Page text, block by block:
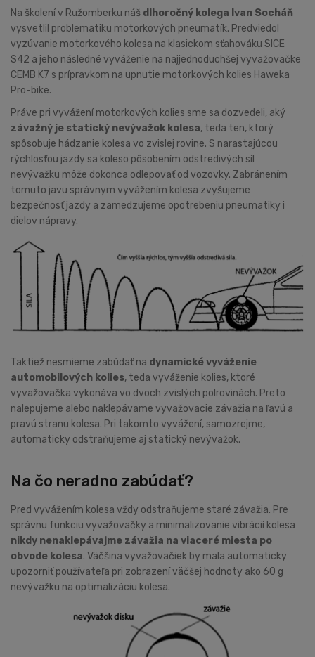
Na školení v Ružomberku náš dlhoročný kolega Ivan Socháň
vysvetlil problematiku motorkových pneumatík. Predviedol
vyzúvanie motorkového kolesa na klasickom sťahováku SICE
S42 a jeho následné vyváženie na najjednoduchšej vyvažovačke
CEMB K7 s prípravkom na upnutie motorkových kolies Haweka
Pro-bike.
Práve pri vyvážení motorkových kolies sme sa dozvedeli, aký
závažný je statický nevývažok kolesa, teda ten, ktorý
spôsobuje hádzanie kolesa vo zvislej rovine. S narastajúcou
rýchlosťou jazdy sa koleso pôsobením odstredivých síl
nevývažku môže dokonca odlepovať od vozovky. Zabránením
tomuto javu správnym vyvážením kolesa zvyšujeme
bezpečnosť jazdy a zamedzujeme opotrebeniu pneumatiky i
dielov nápravy.
Taktiež nesmieme zabúdať na dynamické vyváženie
automobilových kolies, teda vyváženie kolies, ktoré
vyvažovačka vykonáva vo dvoch zvislých polrovinách. Preto
nalepujeme alebo naklepávame vyvažovacie závažia na ľavú a
pravú stranu kolesa. Pri takomto vyvážení, samozrejme,
automaticky odstraňujeme aj statický nevývažok.
Na čo neradno zabúdať?
Pred vyvážením kolesa vždy odstraňujeme staré závažia. Pre
správnu funkciu vyvažovačky a minimalizovanie vibrácií kolesa
nikdy nenaklepávajme závažia na viaceré miesta po
obvode kolesa. Väčšina vyvažovačiek by mala automaticky
upozorniť používateľa pri zobrazení väčšej hodnoty ako 60 g
nevývažku na optimalizáciu kolesa.